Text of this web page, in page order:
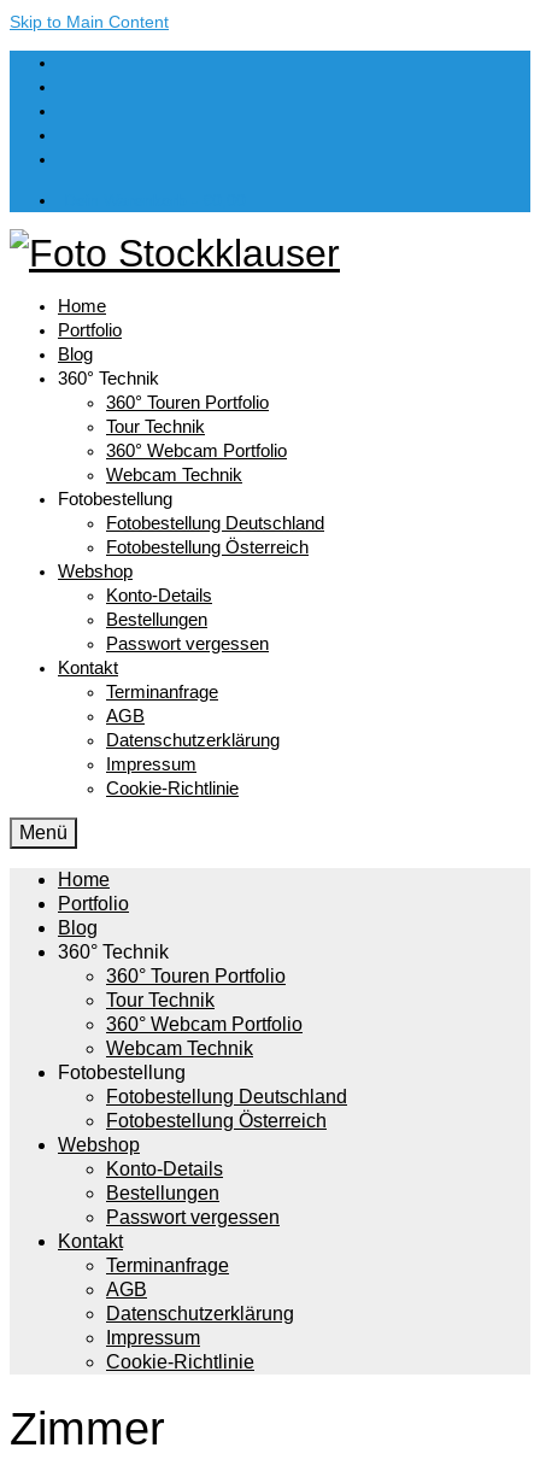
Skip to Main Content
Home
Portfolio
Blog
360° Technik
360° Touren Portfolio
Tour Technik
360° Webcam Portfolio
Webcam Technik
Fotobestellung
Fotobestellung Deutschland
Fotobestellung Österreich
Webshop
Konto-Details
Bestellungen
Passwort vergessen
Kontakt
Terminanfrage
AGB
Datenschutzerklärung
Impressum
Cookie-Richtlinie
Menü
Home
Portfolio
Blog
360° Technik
360° Touren Portfolio
Tour Technik
360° Webcam Portfolio
Webcam Technik
Fotobestellung
Fotobestellung Deutschland
Fotobestellung Österreich
Webshop
Konto-Details
Bestellungen
Passwort vergessen
Kontakt
Terminanfrage
AGB
Datenschutzerklärung
Impressum
Cookie-Richtlinie
Zimmer